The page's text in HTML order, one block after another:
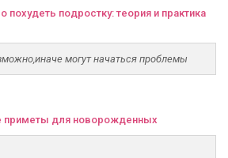
похудеть подростку: теория и практика
могут начаться проблемы
приметы для новорожденных